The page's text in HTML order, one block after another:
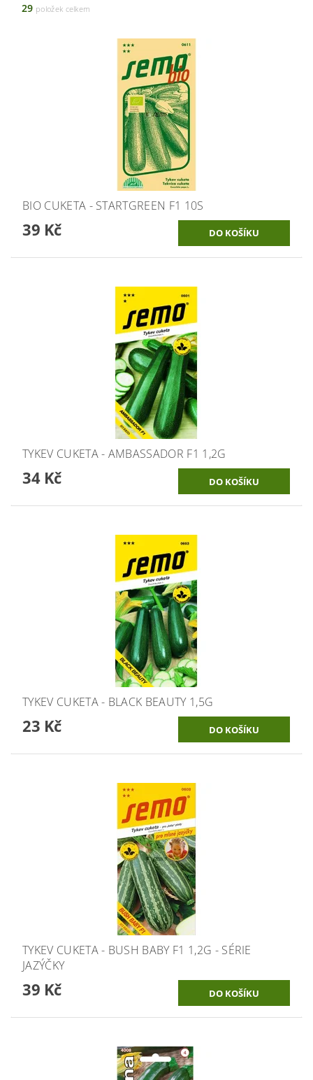
29 položek celkem
BIO CUKETA - STARTGREEN F1 10S
39 Kč
TYKEV CUKETA - AMBASSADOR F1 1,2G
34 Kč
TYKEV CUKETA - BLACK BEAUTY 1,5G
23 Kč
TYKEV CUKETA - BUSH BABY F1 1,2G - SÉRIE
JAZÝČKY
39 Kč